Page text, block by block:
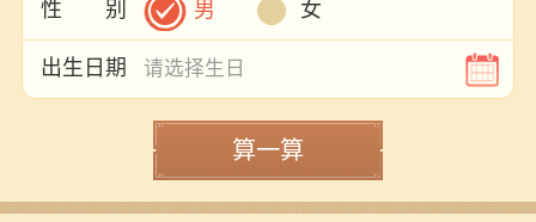
性 别 男 女
出生日期
算一算